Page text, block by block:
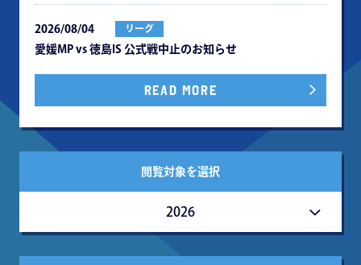
2026/08/04 リーグ
愛媛MP vs 徳島IS 公式戦中⽌のお知らせ
READ MORE
閲覧対象を選択
2026